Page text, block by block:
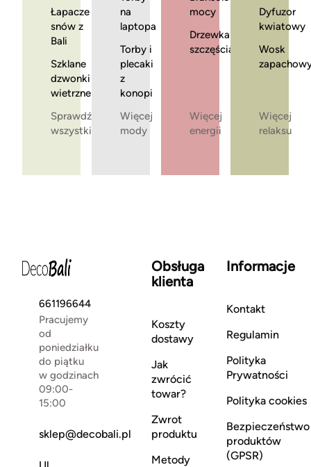
Łapacze
snów z
Bali
Szklane
dzwonki
wietrzne
Sprawdź
wszystkie
na
laptopa
Torby i
plecaki
z
konopi
Więcej
mody
mocy
Drzewka
szczęścia
Więcej
energii
Dyfuzor
kwiatowy
Wosk
Więcej
relaksu
661196644
Pracujemy
od
poniedziałku
do piątku
w godzinach
09:00-
15:00
sklep@decobali.pl
Obsługa
klienta
Koszty
dostawy
Jak
zwrócić
towar?
Zwrot
produktu
Metody
Informacje
Kontakt
Regulamin
Polityka
Prywatności
Polityka cookies
Bezpieczeństwo
produktów
(GPSR)